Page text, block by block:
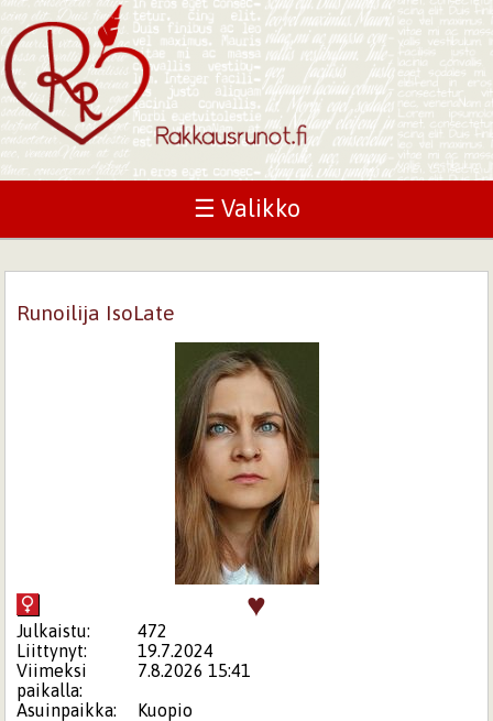
☰ Valikko
Runoilija IsoLate
♥
Julkaistu:
472
Liittynyt:
19.7.2024
Viimeksi
paikalla:
7.8.2026 15:41
Asuinpaikka:
Kuopio